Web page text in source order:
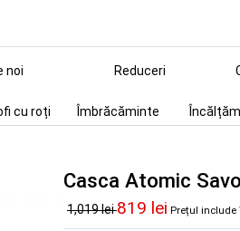
noi Reduceri
cu roți Îmbrăcăminte
Casca Atomic
1,019 lei819 lei Prețul include